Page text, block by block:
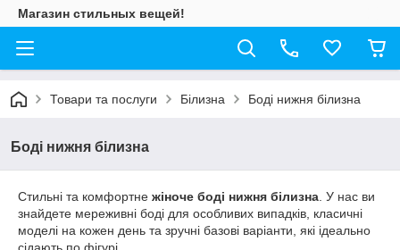
Магазин стильных вещей!
Товари та послуги Білизна Боді нижня білизна
Боді нижня білизна
Стильні та комфортне жіноче боді нижня білизна . У нас ви
знайдете мереживні боді для особливих випадків, класичні
моделі на кожен день та зручні базові варіанти, які ідеально